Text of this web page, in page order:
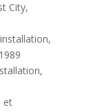
City,
et